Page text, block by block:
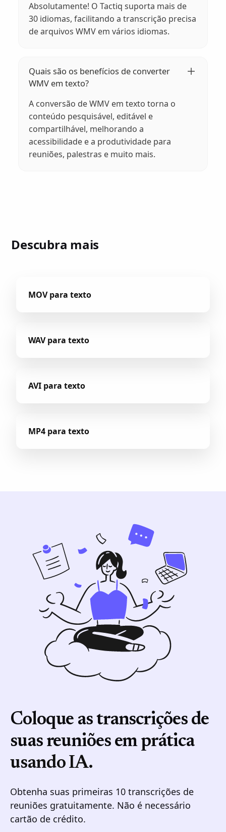
Absolutamente! O Tactiq suporta mais de
30 idiomas, facilitando a transcrição precisa
de arquivos WMV em vários idiomas.
Quais são os benefícios de converter
WMV em texto?
A conversão de WMV em texto torna o
conteúdo pesquisável, editável e
compartilhável, melhorando a
acessibilidade e a produtividade para
reuniões, palestras e muito mais.
Descubra mais
MOV para texto
WAV para texto
AVI para texto
MP4 para texto
Coloque as transcrições de
suas reuniões em prática
usando IA.
Obtenha suas primeiras 10 transcrições de
reuniões gratuitamente. Não é necessário
cartão de crédito.